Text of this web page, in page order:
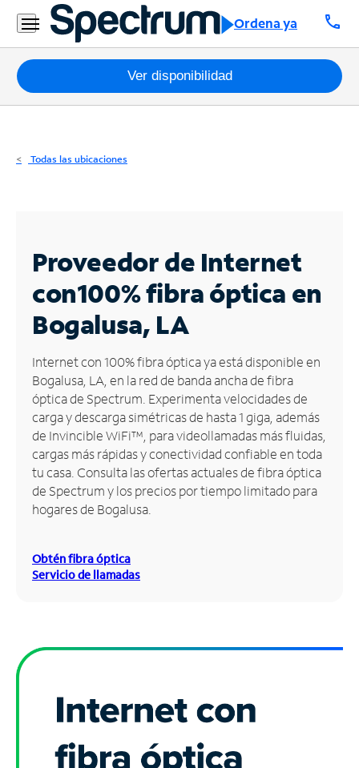
Ordena ya call
Residencial
Business
Paquetes
Internet
Business
Contáctanos
Inglés
Administrar
cuenta
Encuentra
una
tienda
Ver disponibilidad
Todas las ubicaciones
Proveedor de Internet
con100% fibra óptica en
Bogalusa, LA
Internet con 100% fibra óptica ya está disponible en
Bogalusa, LA, en la red de banda ancha de fibra
óptica de Spectrum. Experimenta velocidades de
carga y descarga simétricas de hasta 1 giga, además
de Invincible WiFi™, para videollamadas más fluidas,
cargas más rápidas y conectividad confiable en toda
tu casa. Consulta las ofertas actuales de fibra óptica
de Spectrum y los precios por tiempo limitado para
hogares de Bogalusa.
Obtén fibra óptica
Servicio de llamadas